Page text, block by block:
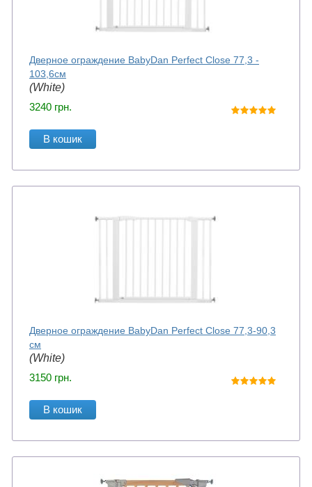
Дверное ограждение BabyDan Perfect Close 77,3 -
103,6см
(White)
3240 грн.
В кошик
Дверное ограждение BabyDan Perfect Close 77,3-90,3
см
(White)
3150 грн.
В кошик